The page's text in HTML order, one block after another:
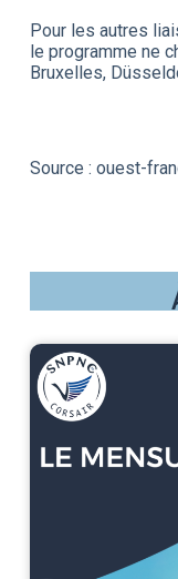
Pour les autres
le programme ne
Bruxelles,
Source : ouest-